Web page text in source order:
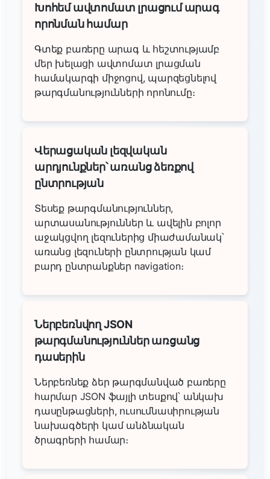
Խոհեմ ավտոմատ լրացում արագ
որոնման համար
Գտեք բառերը արագ և հեշտությամբ
մեր խելացի ավտոմատ լրացման
համակարգի միջոցով, պարզեցնելով
թարգմանությունների որոնումը։
Վերացական լեզվական
արդյունքներ՝ առանց ձեռքով
ընտրության
Տեսեք թարգմանություններ,
արտասանություններ և ավելին բոլոր
աջակցվող լեզուներից միաժամանակ՝
առանց լեզուների ընտրության կամ
բարդ ընտրանքներ navigation։
Ներբեռնվող JSON
թարգմանություններ առցանց
դասերին
Ներբեռնեք ձեր թարգմանված բառերը
հարմար JSON ֆայլի տեսքով՝ անկախ
դասընթացների, ուսումնասիրության
նախագծերի կամ անձնական
ծրագրերի համար։